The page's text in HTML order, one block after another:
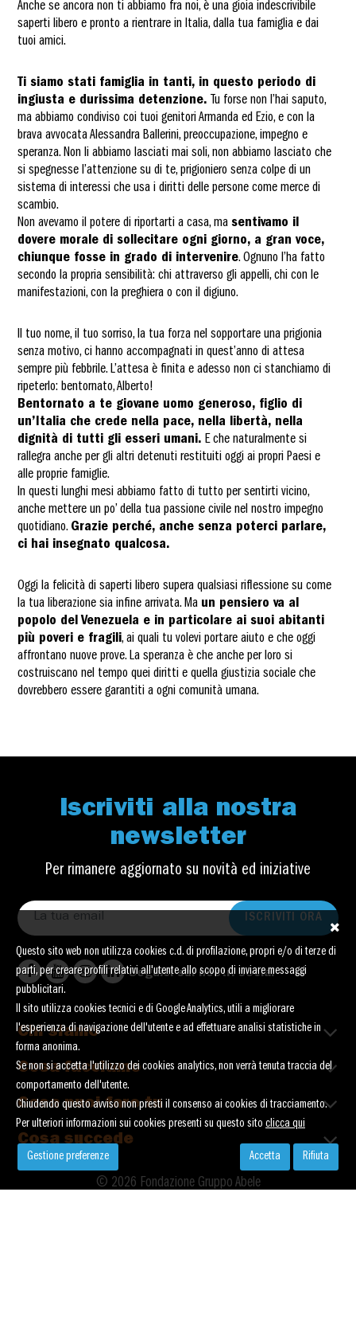
Anche se ancora non ti abbiamo fra noi, è una gioia indescrivibile
saperti libero e pronto a rientrare in Italia, dalla tua famiglia e dai
tuoi amici.
Ti siamo stati famiglia in tanti, in questo periodo di
ingiusta e durissima detenzione. Tu forse non l’hai saputo,
ma abbiamo condiviso coi tuoi genitori Armanda ed Ezio, e con la
brava avvocata Alessandra Ballerini, preoccupazione, impegno e
speranza. Non li abbiamo lasciati mai soli, non abbiamo lasciato che
si spegnesse l’attenzione su di te, prigioniero senza colpe di un
sistema di interessi che usa i diritti delle persone come merce di
scambio.
Non avevamo il potere di riportarti a casa, masentivamo il
dovere morale di sollecitare ogni giorno, a gran voce,
chiunque fosse in grado di intervenire. Ognuno l’ha fatto
secondo la propria sensibilità: chi attraverso gli appelli, chi con le
manifestazioni, con la preghiera o con il digiuno.
Il tuo nome, il tuo sorriso, la tua forza nel sopportare una prigionia
senza motivo, ci hanno accompagnati in quest’anno di attesa
sempre più febbrile. L’attesa è finita e adesso non ci stanchiamo di
ripeterlo: bentornato, Alberto!
Bentornato a te giovane uomo generoso, figlio di
un’Italia che crede nella pace, nella libertà, nella
dignità di tutti gli esseri umani. E che naturalmente si
rallegra anche per gli altri detenuti restituiti oggi ai propri Paesi e
alle proprie famiglie.
In questi lunghi mesi abbiamo fatto di tutto per sentirti vicino,
anche mettere un po’ della tua passione civile nel nostro impegno
quotidiano. Grazie perché, anche senza poterci parlare,
ci hai insegnato qualcosa.
Oggi la felicità di saperti libero supera qualsiasi riflessione su come
la tua liberazione sia infine arrivata. Ma un pensiero va al
popolo del Venezuela e in particolare ai suoi abitanti
più poveri e fragili, ai quali tu volevi portare aiuto e che oggi
affrontano nuove prove. La speranza è che anche per loro si
costruiscano nel tempo quei diritti e quella giustizia sociale che
dovrebbero essere garantiti a ogni comunità umana.
Iscriviti alla nostra
newsletter
Per rimanere aggiornato su novità ed iniziative
ISCRIVITI ORA
Seguici sui nostri social
Chi siamo
Cosa facciamo
Cosa puoi fare tu
Cosa succede
© 2026 Fondazione Gruppo Abele
Questo sito web non utilizza cookies c.d. di profilazione, propri e/o di terze di
parti, per creare profili relativi all'utente allo scopo di inviare messaggi
pubblicitari.
Il sito utilizza cookies tecnici e di Google Analytics, utili a migliorare
l'esperienza di navigazione dell'utente e ad effettuare analisi statistiche in
forma anonima.
Se non si accetta l'utilizzo dei cookies analytics, non verrà tenuta traccia del
comportamento dell'utente.
Chiudendo questo avviso non presti il consenso ai cookies di tracciamento.
Per ulteriori informazioni sui cookies presenti su questo sito clicca qui
Gestione preferenze Rifiuta
Accetta